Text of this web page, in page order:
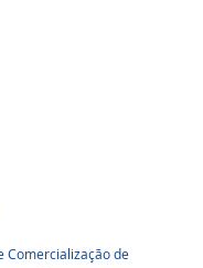
Comercialização de